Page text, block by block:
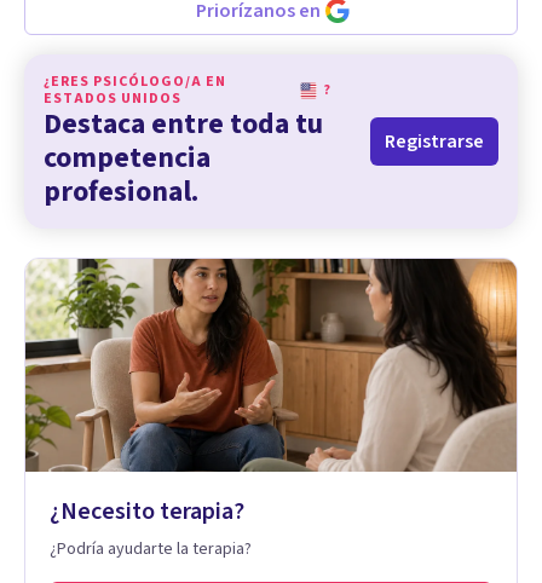
Priorízanos en
¿ERES PSICÓLOGO/A EN
ESTADOS UNIDOS
?
Destaca entre toda tu
competencia
profesional.
Registrarse
¿Necesito terapia?
¿Podría ayudarte la terapia?